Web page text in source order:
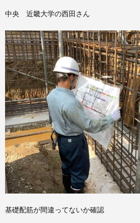
中央 近畿大学の西田さん
基礎配筋が間違ってないか確認